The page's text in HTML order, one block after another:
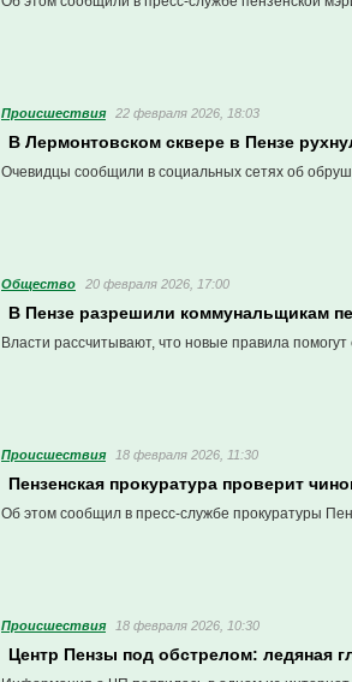
Проиcшествия 22 февраля 2026, 18:03
В Лермонтовском сквере в Пензе
Очевидцы сообщили в социальных сетях об
Общество 20 февраля 2026, 17:00
В Пензе разрешили коммунальщикам
Власти рассчитывают, что новые правила
Проиcшествия 18 февраля 2026, 11:30
Пензенская прокуратура проверит
Об этом сообщил в пресс-службе прокуратуры
Проиcшествия 18 февраля 2026, 10:30
Центр Пензы под обстрелом: ледяная